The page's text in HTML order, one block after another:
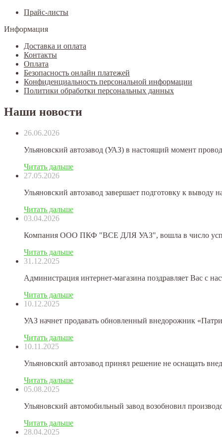
Прайс-листы
Информация
Доставка и оплата
Контакты
Оплата
Безопасность онлайн платежей
Конфиденциальность персональной информации
Политики обработки персональных данных
Наши новости
26.06.2026
Ульяновский автозавод (УАЗ) в настоящий момент
Читать дальше
27.05.2026
Ульяновский автозавод завершает подготовку к выводу
Читать дальше
03.04.2026
Компания ООО ПКФ "ВСЕ ДЛЯ УАЗ", вошла в число
Читать дальше
31.12.2025
Администрация интернет-магазина поздравляет Вас с
Читать дальше
10.12.2025
УАЗ начнет продавать обновленный внедорожник
Читать дальше
10.11.2025
Ульяновский автозавод принял решение не оснащать
Читать дальше
05.08.2025
Ульяновский автомобильный завод возобновил
Читать дальше
28.04.2025